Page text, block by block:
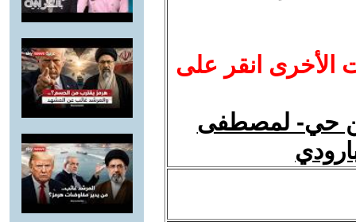
الأخرى انقر على
حي- لمصطفى